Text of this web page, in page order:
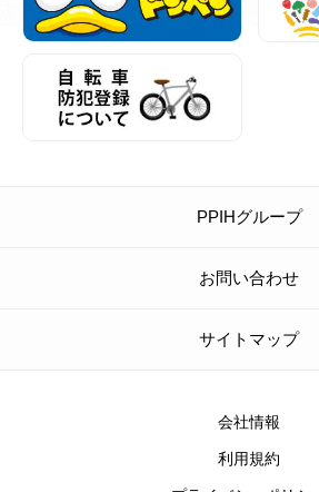
PPIHグループ
お問い合わせ
サイトマップ
会社情報
利用規約